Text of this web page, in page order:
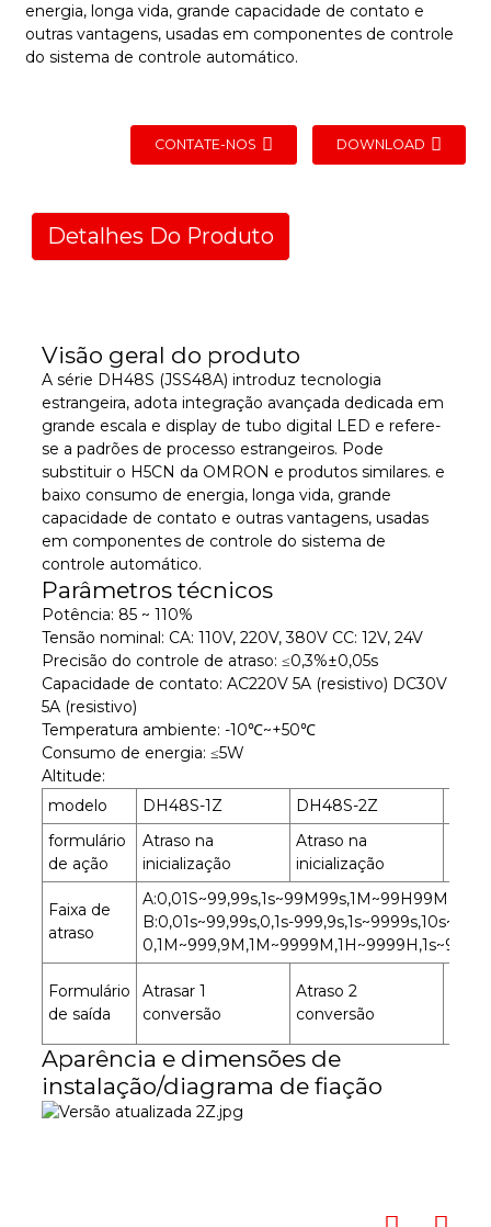
energia, longa vida, grande capacidade de contato e
outras vantagens, usadas em componentes de controle
do sistema de controle automático.
CONTATE-NOS DOWNLOAD
Detalhes Do Produto
Visão geral do produto
A série DH48S (JSS48A) introduz tecnologia
estrangeira, adota integração avançada dedicada em
grande escala e display de tubo digital LED e refere-
se a padrões de processo estrangeiros. Pode
substituir o H5CN da OMRON e produtos similares. e
baixo consumo de energia, longa vida, grande
capacidade de contato e outras vantagens, usadas
em componentes de controle do sistema de
controle automático.
Parâmetros técnicos
Potência: 85 ~ 110%
Tensão nominal: CA: 110V, 220V, 380V CC: 12V, 24V
Precisão do controle de atraso: ≤0,3%±0,05s
Capacidade de contato: AC220V 5A (resistivo) DC30V
5A (resistivo)
Temperatura ambiente: -10℃~+50℃
Consumo de energia: ≤5W
Altitude:
modelo
DH48S-1Z DH48S-2Z
formulário
de ação
Atraso na
inicialização
Atraso na
inicialização
Faixa de
atraso
A:0,01S~99,99s,1s~99M99s,1M~99H99M
B:0,01s~99,99s,0,1s-
Formulário
de saída
Atrasar 1
conversão
Atraso 2
conversão
Aparência e dimensões de
instalação/diagrama de fiação